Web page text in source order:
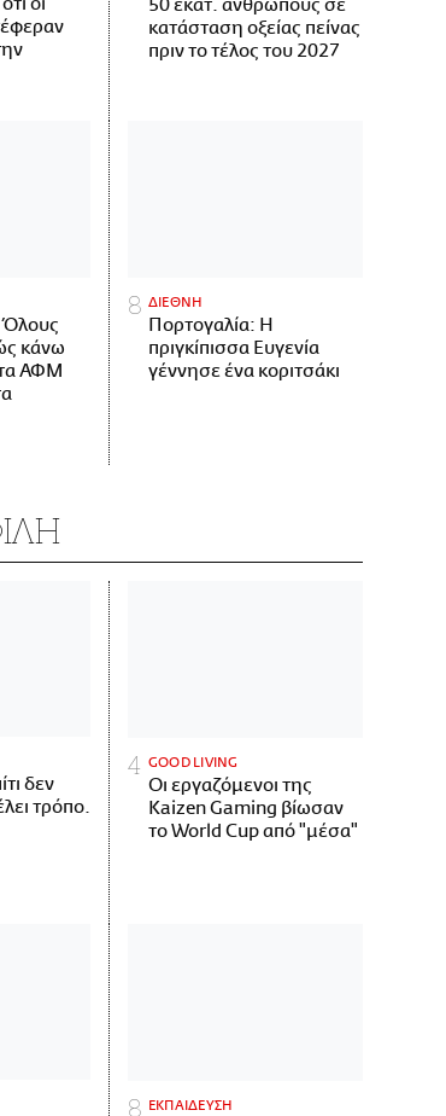
οι
50 εκατ. ανθρώπους σε
κατάσταση οξείας πείνας
πριν το τέλος του 2027
Όλους
κάνω
ΑΦΜ
ΔΙΕΘΝΗ
Πορτογαλία: Η
πριγκίπισσα Ευγενία
γέννησε ένα κοριτσάκι
δεν
τρόπο.
GOOD LIVING
Οι εργαζόμενοι της
Kaizen Gaming βίωσαν
το World Cup από "μέσα"
ΕΚΠΑΙΔΕΥΣΗ